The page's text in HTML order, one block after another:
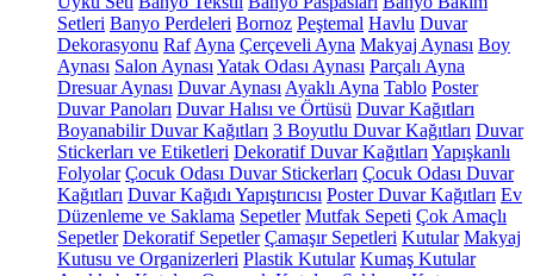
Setleri Banyo Perdeleri Bornoz Peştemal Havlu Duvar
Dekorasyonu Raf Ayna Çerçeveli Ayna Makyaj Aynası Boy
Aynası Salon Aynası Yatak Odası Aynası Parçalı Ayna
Dresuar Aynası Duvar Aynası Ayaklı Ayna Tablo Poster
Duvar Panoları Duvar Halısı ve Örtüsü Duvar Kağıtları
Boyanabilir Duvar Kağıtları 3 Boyutlu Duvar Kağıtları Duvar
Stickerları ve Etiketleri Dekoratif Duvar Kağıtları Yapışkanlı
Folyolar Çocuk Odası Duvar Stickerları Çocuk Odası Duvar
Kağıtları Duvar Kağıdı Yapıştırıcısı Poster Duvar Kağıtları Ev
Düzenleme ve Saklama Sepetler Mutfak Sepeti Çok Amaçlı
Sepetler Dekoratif Sepetler Çamaşır Sepetleri Kutular Makyaj
Kutusu ve Organizerleri Plastik Kutular Kumaş Kutular